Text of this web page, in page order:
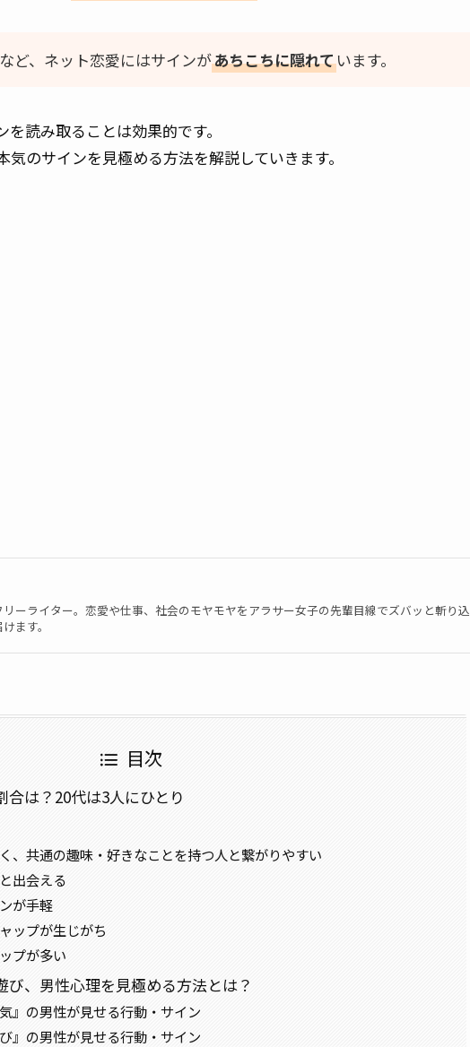
ど、ネット恋愛にはサインがあちこちに隠れています。
読み取ることは効果的です。
のサインを見極める方法を解説していきます。
ーライター。恋愛や仕事、社会のモヤモヤをアラサー女子の先輩目線でズバッと斬り込
ます。
目次
は？20代は3人にひとり
、共通の趣味・好きなことを持つ人と繋がりやすい
出会える
が手軽
ップが生じがち
プが多い
び、男性心理を見極める方法とは？
』の男性が見せる行動・サイン
』の男性が見せる行動・サイン